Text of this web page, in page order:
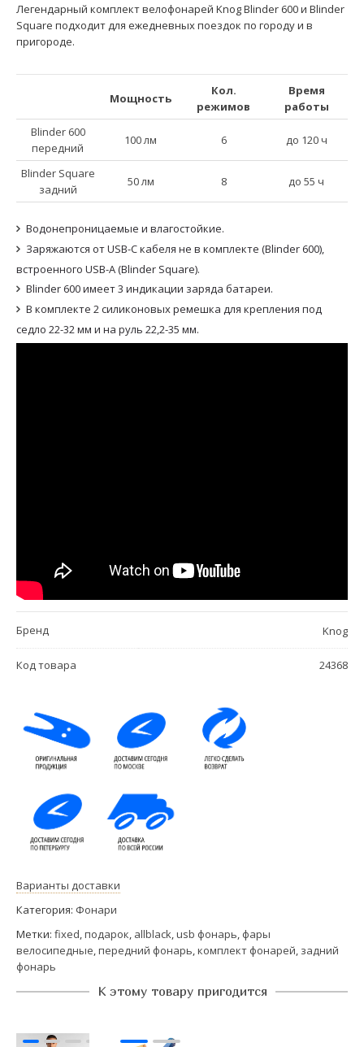
Легендарный комплект велофонарей Knog Blinder 600 и Blinder
Square подходит для ежедневных поездок по городу и в
пригороде.
Мощность
Кол.
режимов
Время
работы
Blinder 600
передний
100 лм 6 до 120 ч
Blinder Square
задний
50 лм 8 до 55 ч
Водонепроницаемые и влагостойкие.
Заряжаются от USB-C кабеля не в комплекте (Blinder 600),
встроенного USB-A (Blinder Square).
Blinder 600 имеет 3 индикации заряда батареи.
В комплекте 2 силиконовых ремешка для крепления под
седло 22-32 мм и на руль 22,2-35 мм.
Бренд Knog
Код товара 24368
Варианты доставки
Категория: Фонари
Метки: fixed,подарок, allblack,usb фонарь, фары
велосипедные,передний фонарь,комплект фонарей, задний
фонарь
К этому товару пригодится